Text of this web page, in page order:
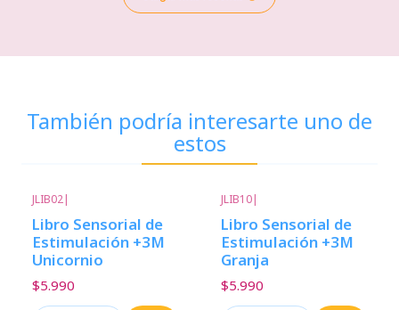
También podría interesarte uno de
estos
JLIB02|
Libro Sensorial de
Estimulación +3M
Unicornio
$5.990
JLIB10|
Libro Sensorial de
Estimulación +3M
Granja
$5.990